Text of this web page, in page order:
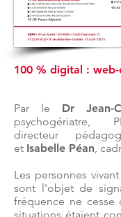
100 % digital :
Par le Dr Jean-
psychogériatre,
directeur
et Isabelle Péan,
Les personnes
sont l'objet de
fréquence ne cesse